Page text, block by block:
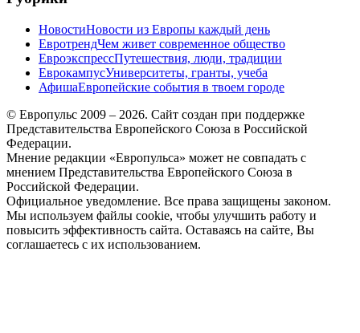
НовостиНовости из Европы каждый день
ЕвротрендЧем живет современное общество
ЕвроэкспрессПутешествия, люди, традиции
ЕврокампусУниверситеты, гранты, учеба
АфишаЕвропейские события в твоем городе
© Европульс 2009 – 2026. Сайт создан при поддержке
Представительства Европейского Союза в Российской
Федерации.
Мнение редакции «Европульса» может не совпадать с
мнением Представительства Европейского Союза в
Российской Федерации.
Официальное уведомление. Все права защищены законом.
Мы используем файлы cookie, чтобы улучшить работу и
повысить эффективность сайта. Оставаясь на сайте, Вы
соглашаетесь с их использованием.